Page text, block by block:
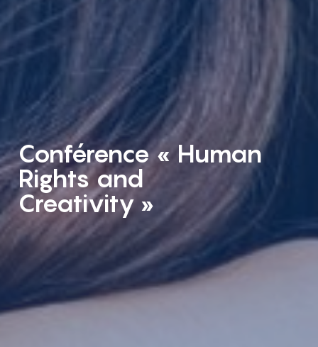
Conférence « Human
Rights and
Creativity »